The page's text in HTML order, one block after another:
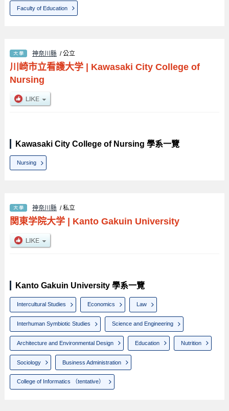
Faculty of Education
神奈川縣 / 公立
川崎市立看護大学| Kawasaki City College of
Nursing
Kawasaki City College of Nursing 學系一覽
Nursing
神奈川縣 / 私立
関東学院大学| Kanto Gakuin University
Kanto Gakuin University 學系一覽
Intercultural Studies Economics Law
Interhuman Symbiotic Studies Science and Engineering
Architecture and Environmental Design Education Nutrition
Sociology Business Administration
College of Informatics （tentative）